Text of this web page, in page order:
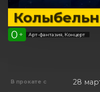
0 + Арт-фантазия, Концерт
В прокате с 28